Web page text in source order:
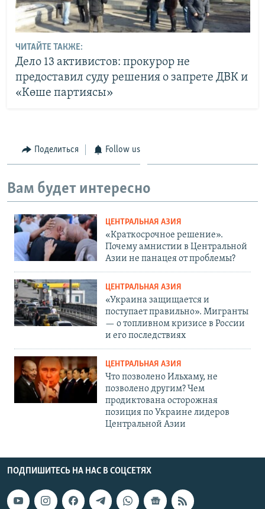
ЧИТАЙТЕ ТАКЖЕ:
Дело 13 активистов: прокурор не
предоставил суду решения о запрете ДВК и
«Көше партиясы»
Поделиться Follow us
Вам будет интересно
ЦЕНТРАЛЬНАЯ АЗИЯ
«Краткосрочное решение».
Почему амнистии в Центральной
Азии не панацея от проблемы?
ЦЕНТРАЛЬНАЯ АЗИЯ
«Украина защищается и
поступает правильно». Мигранты
— о топливном кризисе в России
и его последствиях
ЦЕНТРАЛЬНАЯ АЗИЯ
Что позволено Ильхаму, не
позволено другим? Чем
продиктована осторожная
позиция по Украине лидеров
Центральной Азии
ПОДПИШИТЕСЬ НА НАС В СОЦСЕТЯХ